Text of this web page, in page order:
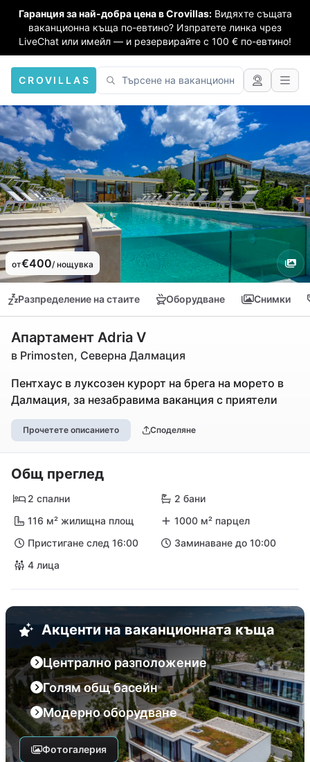
Гаранция за най-добра цена в Crovillas: Видяхте същата
ваканционна къща по-евтино? Изпратете линка чрез
LiveChat или имейл — и резервирайте с 100 € по-евтино!
CROVILLAS
от€400/ нощувка
Разпределение на стаите Оборудване Снимки
Апартамент Adria V
в Primosten, Северна Далмация
Пентхаус в луксозен курорт на брега на морето в
Далмация, за незабравима ваканция с приятели
Прочетете описанието Споделяне
Общ преглед
2 спални
2 бани
116 м² жилищна площ
1000 м² парцел
Пристигане след 16:00
Заминаване до 10:00
4 лица
Акценти на ваканционната къща
Централно разположение
Голям общ басейн
Модерно оборудване
Фотогалерия